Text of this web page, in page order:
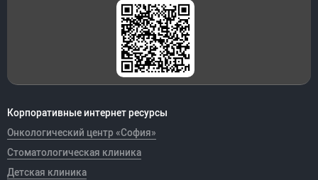
Корпоративные интернет ресурсы
Онкологический центр «София»
Стоматологическая клиника
Детская клиника